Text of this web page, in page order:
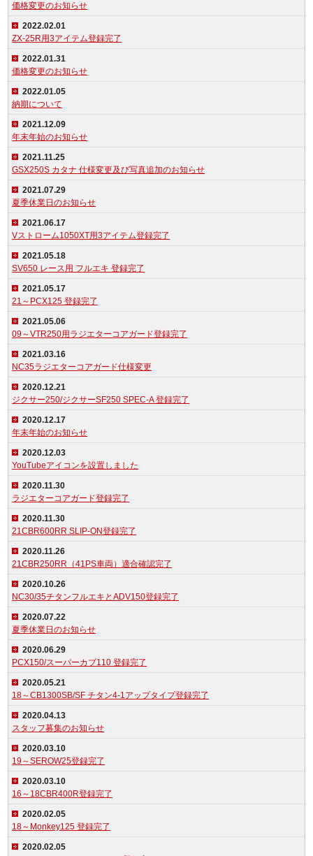
価格変更のお知らせ
2022.02.01
ZX-25R用3アイテム登録完了
2022.01.31
価格変更のお知らせ
2022.01.05
納期について
2021.12.09
年末年始のお知らせ
2021.11.25
GSX250S カタナ 仕様変更及び写真追加のお知らせ
2021.07.29
夏季休業日のお知らせ
2021.06.17
Vストローム1050XT用3アイテム登録完了
2021.05.18
SV650 レース用 フルエキ 登録完了
2021.05.17
21～PCX125 登録完了
2021.05.06
09～VTR250用ラジエターコアガード登録完了
2021.03.16
NC35ラジエターコアガード仕様変更
2020.12.21
ジクサー250/ジクサーSF250 SPEC-A 登録完了
2020.12.17
年末年始のお知らせ
2020.12.03
YouTubeアイコンを設置しました
2020.11.30
ラジエターコアガード登録完了
2020.11.30
21CBR600RR SLIP-ON登録完了
2020.11.26
21CBR250RR（41PS車両）適合確認完了
2020.10.26
NC30/35チタンフルエキとADV150登録完了
2020.07.22
夏季休業日のお知らせ
2020.06.29
PCX150/スーパーカブ110 登録完了
2020.05.21
18～CB1300SB/SF チタン4-1アップタイプ登録完了
2020.04.13
スタッフ募集のお知らせ
2020.03.10
19～SEROW25登録完了
2020.03.10
16～18CBR400R登録完了
2020.02.05
18～Monkey125 登録完了
2020.02.05